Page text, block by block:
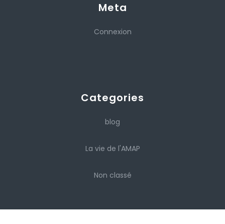
Meta
Connexion
Categories
blog
La vie de l'AMAP
Non classé